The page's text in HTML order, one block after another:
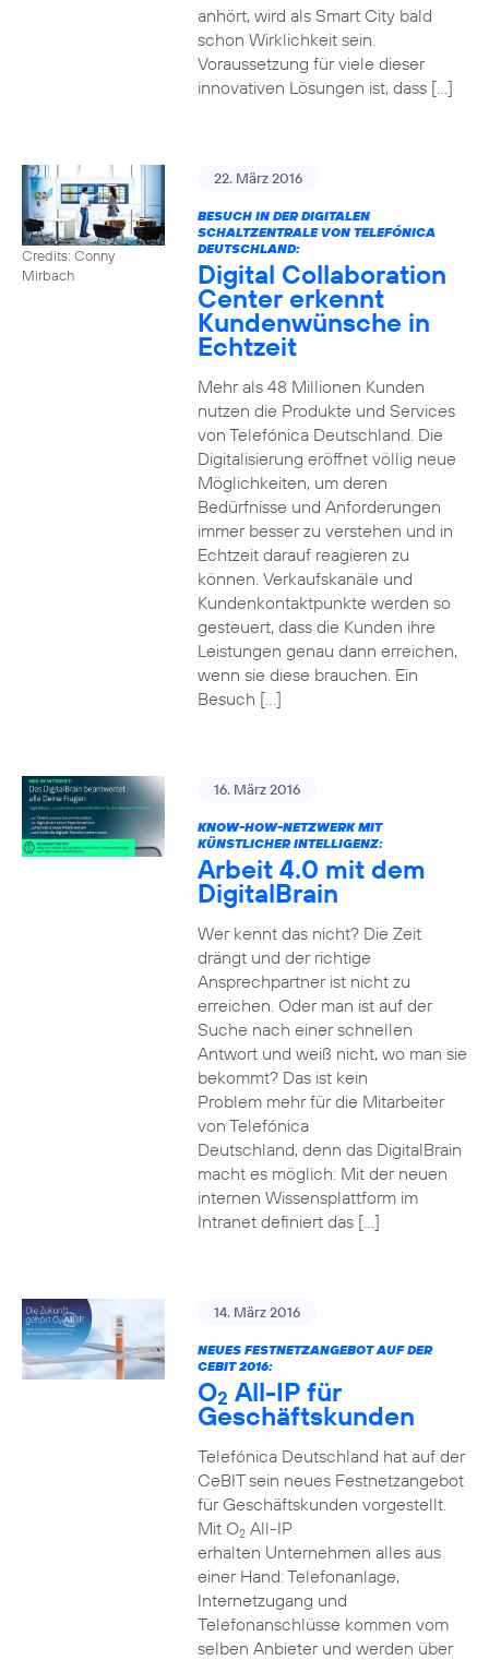
anhört, wird als Smart City bald
schon Wirklichkeit sein.
Voraussetzung für viele dieser
innovativen Lösungen ist, dass […]
Credits: Conny
Mirbach
22. März 2016
BESUCH IN DER DIGITALEN
SCHALTZENTRALE VON TELEFÓNICA
DEUTSCHLAND:
Digital Collaboration
Center erkennt
Kundenwünsche in
Echtzeit
Mehr als 48 Millionen Kunden
nutzen die Produkte und Services
von Telefónica Deutschland. Die
Digitalisierung eröffnet völlig neue
Möglichkeiten, um deren
Bedürfnisse und Anforderungen
immer besser zu verstehen und in
Echtzeit darauf reagieren zu
können. Verkaufskanäle und
Kundenkontaktpunkte werden so
gesteuert, dass die Kunden ihre
Leistungen genau dann erreichen,
wenn sie diese brauchen. Ein
Besuch […]
16. März 2016
KNOW-HOW-NETZWERK MIT
KÜNSTLICHER INTELLIGENZ:
Arbeit 4.0 mit dem
DigitalBrain
Wer kennt das nicht? Die Zeit
drängt und der richtige
Ansprechpartner ist nicht zu
erreichen. Oder man ist auf der
Suche nach einer schnellen
Antwort und weiß nicht, wo man sie
bekommt? Das ist kein
Problem mehr für die Mitarbeiter
von Telefónica
Deutschland, denn das DigitalBrain
macht es möglich: Mit der neuen
internen Wissensplattform im
Intranet definiert das […]
14. März 2016
NEUES FESTNETZANGEBOT AUF DER
CEBIT 2016:
O2 All-IP für
Geschäftskunden
Telefónica Deutschland hat auf der
CeBIT sein neues Festnetzangebot
für Geschäftskunden vorgestellt.
Mit O2All-IP
erhalten Unternehmen alles aus
einer Hand: Telefonanlage,
Internetzugang und
Telefonanschlüsse kommen vom
selben Anbieter und werden über